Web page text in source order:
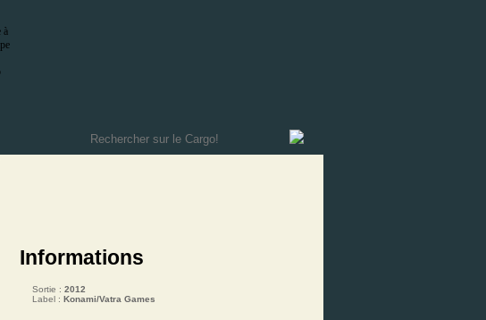
Informations
Sortie : 2012
Label : Konami/Vatra Games